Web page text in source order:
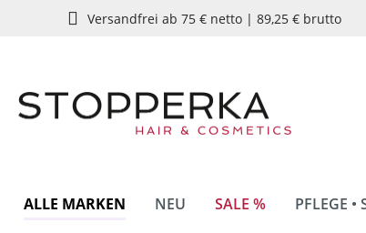
Zur Hauptnavigation springen
Versandfrei ab 75 € netto | 89,25 € brutto
ALLE MARKEN NEU SALE % PFLEGE •